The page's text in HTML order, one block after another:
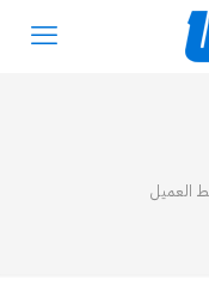
العميل